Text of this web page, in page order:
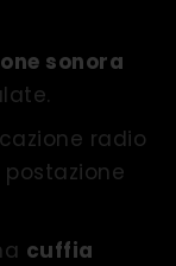
sonora
radio
cuffia